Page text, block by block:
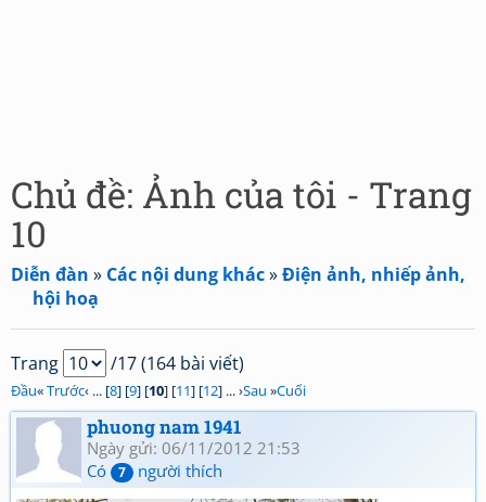
Chủ đề: Ảnh của tôi - Trang
10
Diễn đàn » Các nội dung khác»Điện ảnh, nhiếp ảnh,
hội hoạ
Trang /17 (164 bài viết)
Đầu«Trước‹ ... [8] [9] [10] [11] [12] ... ›Sau »Cuối
phuong nam 1941
Ngày gửi: 06/11/2012 21:53
Có
7 người thích